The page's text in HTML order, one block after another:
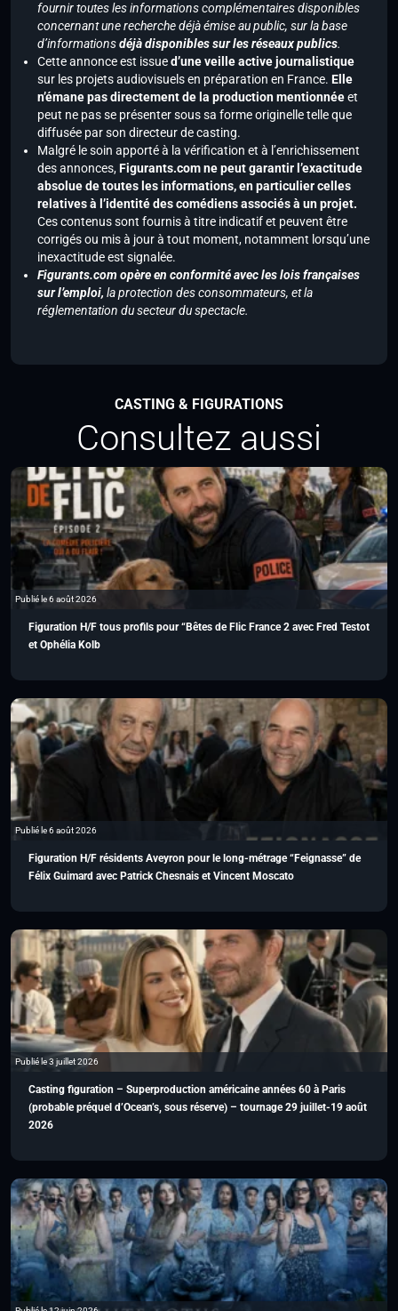
fournir toutes les informations complémentaires disponibles
concernant une recherche déjà émise au public, sur la base
d’informationsdéjà disponibles sur les réseaux publics.
Cette annonce est issued’une veille active journalistique
sur les projets audiovisuels en préparation en France. Elle
n’émane pas directement de la production mentionnéeet
peut ne pas se présenter sous sa forme originelle telle que
diffusée par son directeur de casting.
Malgré le soin apporté à la vérification et à l’enrichissement
des annonces,Figurants.com ne peut garantir l’exactitude
absolue de toutes les informations, en particulier celles
relatives à l’identité des comédiens associés à un projet.
Ces contenus sont fournis à titre indicatif et peuvent être
corrigés ou mis à jour à tout moment, notamment lorsqu’une
inexactitude est signalée.
Figurants.com opère en conformité avec les lois françaises
sur l’emploi, la protection des consommateurs, et la
réglementation du secteur du spectacle.
CASTING & FIGURATIONS
Consultez aussi
Publié le 6 août 2026
Figuration H/F tous profils pour “Bêtes de Flic France 2 avec Fred Testot
et Ophélia Kolb
Publié le 6 août 2026
Figuration H/F résidents Aveyron pour le long-métrage “Feignasse” de
Félix Guimard avec Patrick Chesnais et Vincent Moscato
Publié le 3 juillet 2026
Casting figuration – Superproduction américaine années 60 à Paris
(probable préquel d’Ocean’s, sous réserve) – tournage 29 juillet-19 août
2026